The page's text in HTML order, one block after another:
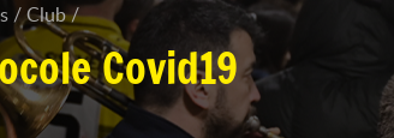
Club
Covid19